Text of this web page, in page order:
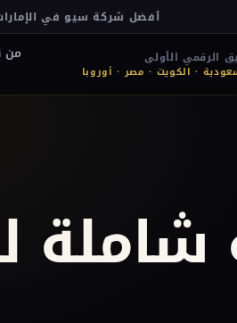
أفضل شركة سيو في
الرقمي الأولى
· الكويت · مصر · أوروبا
من
شاملة